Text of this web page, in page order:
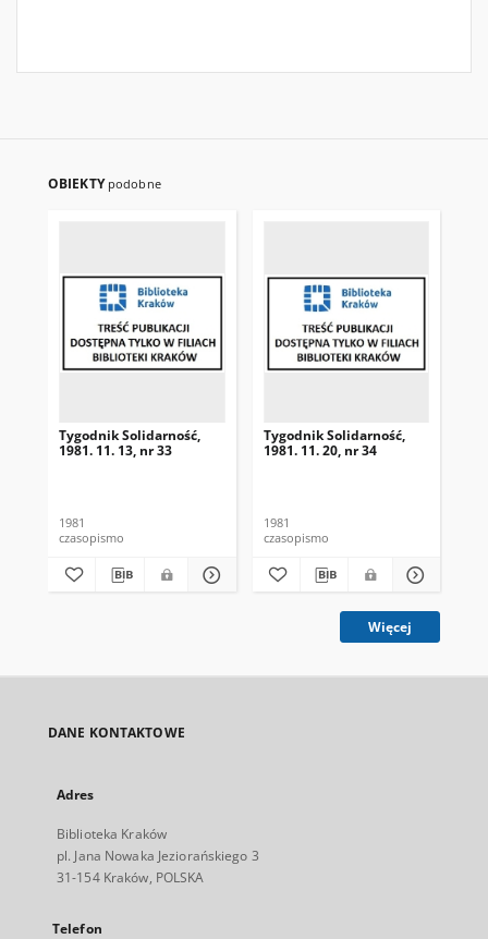
OBIEKTY podobne
Tygodnik Solidarność,
1981. 11. 13, nr 33
1981
czasopismo
Tygodnik Solidarność,
1981. 11. 20, nr 34
1981
czasopismo
Więcej
DANE KONTAKTOWE
Adres
Biblioteka Kraków
pl. Jana Nowaka Jeziorańskiego 3
31-154 Kraków, POLSKA
Telefon